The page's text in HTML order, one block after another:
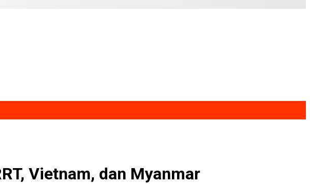
Vietnam, dan Myanmar